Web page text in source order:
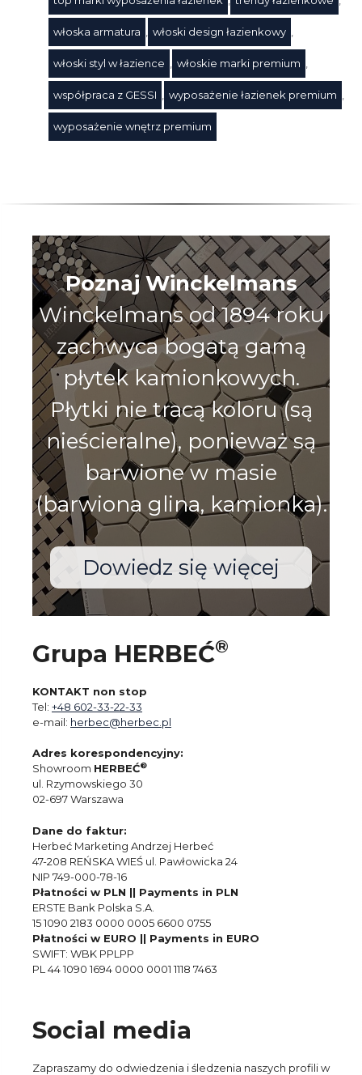
włoska armatura włoski design łazienkowy
włoski styl w łazience włoskie marki premium
współpraca z GESSI wyposażenie łazienek premium
wyposażenie wnętrz premium
Poznaj Winckelmans
Winckelmans od 1894 roku
zachwyca bogatą gamą
płytek kamionkowych.
Płytki nie tracą koloru (są
nieścieralne), ponieważ są
barwione w masie
(barwiona glina, kamionka).
Dowiedz się więcej
Grupa HERBEĆ®
KONTAKT non stop
Tel: +48 602-33-22-33
e-mail: herbec@herbec.pl
Adres korespondencyjny:
Showroom HERBEĆ®
ul. Rzymowskiego 30
02-697 Warszawa
Dane do faktur:
Herbeć Marketing Andrzej Herbeć
47-208 REŃSKA WIEŚ ul. Pawłowicka 24
NIP 749-000-78-16
Płatności w PLN || Payments in PLN
ERSTE Bank Polska S.A.
15 1090 2183 0000 0005 6600 0755
Płatności w EURO || Payments in EURO
SWIFT: WBK PPLPP
PL 44 1090 1694 0000 0001 1118 7463
Social media
Zapraszamy do odwiedzenia i śledzenia naszych profili w